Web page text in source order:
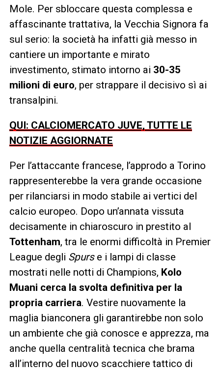
Mole. Per sbloccare questa complessa e
affascinante trattativa, la Vecchia Signora fa
sul serio: la società ha infatti già messo in
cantiere un importante e mirato
investimento, stimato intorno ai 30-35
milioni di euro, per strappare il decisivo sì ai
transalpini.
QUI: CALCIOMERCATO JUVE, TUTTE LE
NOTIZIE AGGIORNATE
Per l’attaccante francese, l’approdo a Torino
rappresenterebbe la vera grande occasione
per rilanciarsi in modo stabile ai vertici del
calcio europeo. Dopo un’annata vissuta
decisamente in chiaroscuro in prestito al
Tottenham, tra le enormi difficoltà in Premier
League degli Spurse i lampi di classe
mostrati nelle notti di Champions, Kolo
Muani cerca la svolta definitiva per la
propria carriera. Vestire nuovamente la
maglia bianconera gli garantirebbe non solo
un ambiente che già conosce e apprezza, ma
anche quella centralità tecnica che brama
all’interno del nuovo scacchiere tattico di